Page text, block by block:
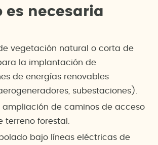
es necesaria
vegetación natural o corta de
la implantación de
de energías renovables
subestaciones).
ampliación de caminos de acceso
terreno forestal.
bajo líneas eléctricas de